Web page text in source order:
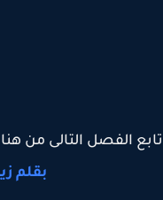
الفصل التالى من هنا (
بقلم